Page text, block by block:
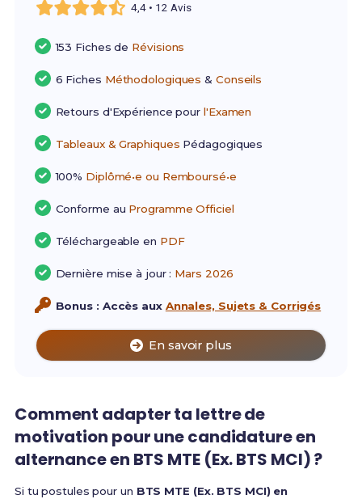
4,4 • 12 Avis
153 Fiches de Révisions
6 Fiches Méthodologiques & Conseils
Retours d'Expérience pour l'Examen
Tableaux & Graphiques Pédagogiques
100% Diplômé•e ou Remboursé•e
Conforme au Programme Officiel
Téléchargeable en PDF
Dernière mise à jour : Mars 2026
Bonus : Accès aux Annales, Sujets & Corrigés
En savoir plus
Comment adapter ta lettre de
motivation pour une candidature en
alternance en BTS MTE (Ex. BTS MCI) ?
Si tu postules pour un BTS MTE (Ex. BTS MCI) en